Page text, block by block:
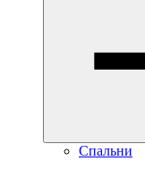
Спальни